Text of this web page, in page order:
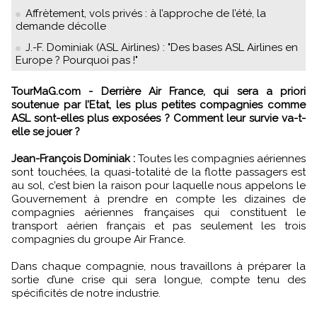
Affrètement, vols privés : à l’approche de l’été, la
demande décolle
J.-F. Dominiak (ASL Airlines) : "Des bases ASL Airlines en
Europe ? Pourquoi pas !"
TourMaG.com - Derrière Air France, qui sera a priori
soutenue par l’Etat, les plus petites compagnies comme
ASL sont-elles plus exposées ? Comment leur survie va-t-
elle se jouer ?
Jean-François Dominiak : Toutes les compagnies aériennes
sont touchées, la quasi-totalité de la flotte passagers est
au sol, c’est bien la raison pour laquelle nous appelons le
Gouvernement à prendre en compte les dizaines de
compagnies aériennes françaises qui constituent le
transport aérien français et pas seulement les trois
compagnies du groupe Air France.
Dans chaque compagnie, nous travaillons à préparer la
sortie d’une crise qui sera longue, compte tenu des
spécificités de notre industrie.